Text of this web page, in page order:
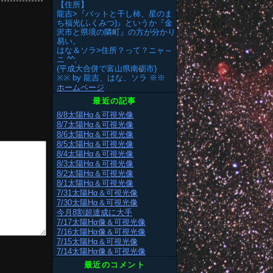
【住所】
龍吉>『バットと干し柿、星のま
ち福光(ふくみつ)』というか『金
沢市と県境の隣町』の方が分かり
易い。
はな＆ソラ>住所？って？ニャ～
ニ ^^;
(平成大合併で富山県南砺市)
※※ by 龍吉、はな、ソラ ※※
ホームページ
最近の記事
8/8太陽Hα＆可視光像
8/7太陽Hα＆可視光像
8/6太陽Hα＆可視光像
8/5太陽Hα＆可視光像
8/4太陽Hα＆可視光像
8/3太陽Hα＆可視光像
8/2太陽Hα＆可視光像
8/1太陽Hα＆可視光像
7/31太陽Hα＆可視光像
7/30太陽Hα＆可視光像
今月8割超達成に大手
7/17太陽Hα像＆可視光像
7/16太陽Hα像＆可視光像
7/15太陽Hα＆可視光像
7/14太陽Hα像＆可視光像
最近のコメント